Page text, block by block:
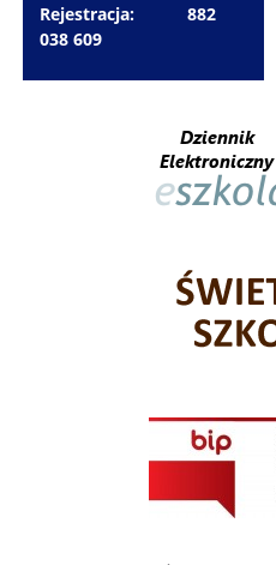
Rejestracja: 882
038 609